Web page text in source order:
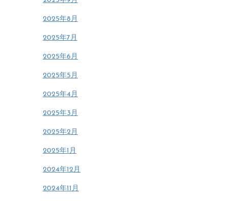
2025年8月
2025年7月
2025年6月
2025年5月
2025年4月
2025年3月
2025年2月
2025年1月
2024年12月
2024年11月